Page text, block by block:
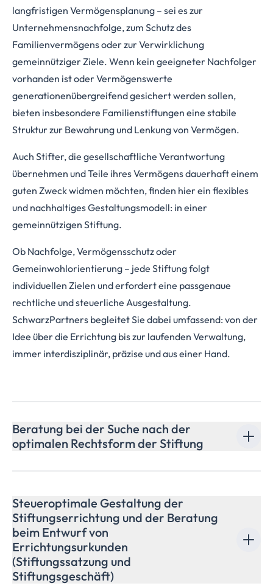
langfristigen Vermögensplanung – sei es zur
Unternehmensnachfolge, zum Schutz des
Familienvermögens oder zur Verwirklichung
gemeinnütziger Ziele. Wenn kein geeigneter Nachfolger
vorhanden ist oder Vermögenswerte
generationenübergreifend gesichert werden sollen,
bieten insbesondere Familienstiftungen eine stabile
Struktur zur Bewahrung und Lenkung von Vermögen.
Auch Stifter, die gesellschaftliche Verantwortung
übernehmen und Teile ihres Vermögens dauerhaft einem
guten Zweck widmen möchten, finden hier ein flexibles
und nachhaltiges Gestaltungsmodell: in einer
gemeinnützigen Stiftung.
Ob Nachfolge, Vermögensschutz oder
Gemeinwohlorientierung – jede Stiftung folgt
individuellen Zielen und erfordert eine passgenaue
rechtliche und steuerliche Ausgestaltung.
SchwarzPartners begleitet Sie dabei umfassend: von der
Idee über die Errichtung bis zur laufenden Verwaltung,
immer interdisziplinär, präzise und aus einer Hand.
Beratung bei der Suche nach der
optimalen Rechtsform der Stiftung
rechtsfähige, privatrechtliche Stiftungen
unselbständige Stiftungen und Treuhandstiftungen
Familienstiftungen
gemeinnützige Stiftungen
Stiftungen im Inland und im Ausland
Zustiftungen
Steueroptimale Gestaltung der
Stiftungserrichtung und der Beratung
beim Entwurf von
Errichtungsurkunden
(Stiftungssatzung und
Stiftungsgeschäft)